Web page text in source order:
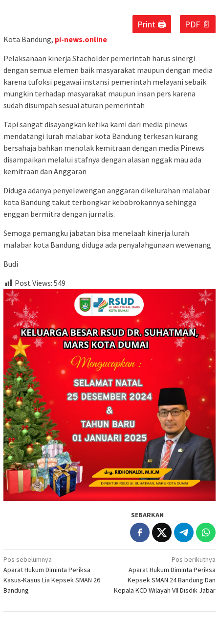
Print 🖨 PDF 📄
Kota Bandung, pi-news.online
Pelaksanaan kinerja Stacholder pemerintah harus sinergi
dengan semua elemen baik masyarakat maupun dengan media
karena tufoksi pegawai instansi pemerintah melayani sebaik
mungkin terhadap masyarakat maupun insan pers karena
sudah disumpah sesuai aturan pemerintah
Tapi sangat disayangkan ketika kami dari media pinews
mendatangi lurah malabar kota Bandung terkesan kurang
bersahaja bahkan menolak kemitraan dengan media Pinews
disampaikan melalui stafnya dengan alasan nggak mau ada
kemitraan dan Anggaran
Diduga adanya penyelewengan anggaran dikelurahan malabar
kota Bandung takut terbongkar kebobrokannya sehingga
enggan bermitra dengan jurnalis.
Semoga pemangku jabatan bisa menelaah kinerja lurah
malabar kota Bandung diduga ada penyalahgunaan wewenang
Budi
Post Views: 549
SEBARKAN
Navigasi
pos
Pos sebelumnya
Aparat Hukum Diminta Periksa
Kasus-Kasus Lia Kepsek SMAN 26
Bandung
Pos berikutnya
Aparat Hukum Diminta Periksa
Kepsek SMAN 24 Bandung Dan
Kepala KCD Wilayah VII Disdik Jabar